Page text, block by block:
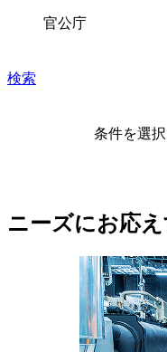
官公庁
検索
条件を選
ニーズにお応